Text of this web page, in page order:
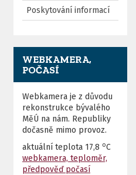
Poskytování informací
WEBKAMERA,
POČASÍ
Webkamera je z důvodu
rekonstrukce bývalého
MěÚ na nám. Republiky
dočasně mimo provoz.
aktuální teplota 17,8 oC
webkamera, teploměr,
předpověď počasí